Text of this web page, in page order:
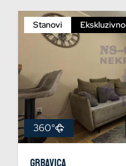
Stanovi Ekskluzivno
360°
Grbavica